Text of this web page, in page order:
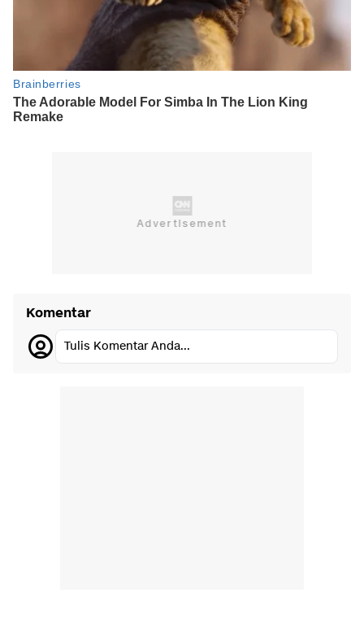
Komentar
Tulis Komentar Anda...